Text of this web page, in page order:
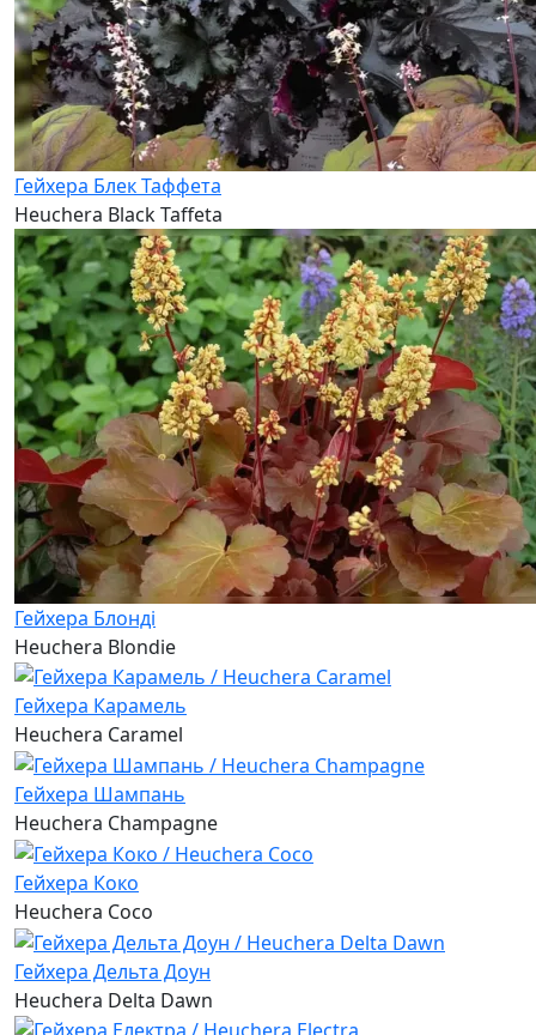
Гейхера Блек Таффета
Heuchera Black Taffeta
Гейхера Блонді
Heuchera Blondie
Гейхера Карамель
Heuchera Caramel
Гейхера Шампань
Heuchera Champagne
Гейхера Коко
Heuchera Coco
Гейхера Дельта Доун
Heuchera Delta Dawn